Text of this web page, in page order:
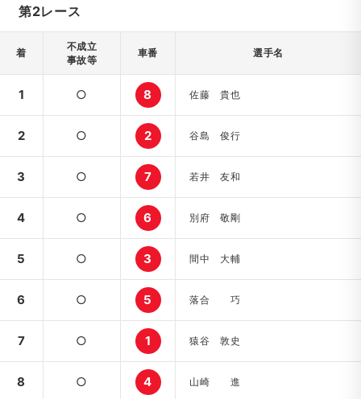
第2レース
着
不成立
事故等
車番 選手名
1 ○ 8 佐藤 貴也
2 ○ 2 谷島 俊行
3 ○ 7 若井 友和
4 ○ 6 別府 敬剛
5 ○ 3 間中 大輔
6 ○ 5 落合 巧
7 ○ 1 猿谷 敦史
8 ○ 4 山崎 進